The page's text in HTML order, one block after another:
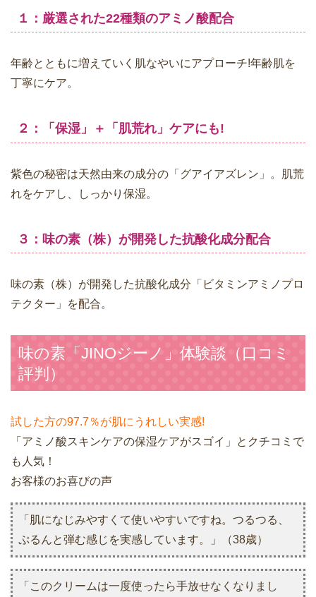
１：厳選された22種類のアミノ酸配合
年齢とともに増えていく肌なやいにアプローチ!年齢肌を
丁寧にケア。
２：「保湿」＋「肌荒れ」ケアにも!
紫色の秘密は天然由来の成分の「グアイアズレン」。肌荒
れをケアし、しっかり保湿。
３：味の素（株）が開発した抗酸化成分配合
味の素（株）が開発した抗酸化成分「ビタミンアミノプロ
テクター」を配合。
味の素「JINOジーノ」体験談（口コミ
評判）
試した方の97.7％が肌にうれしい実感!
「アミノ酸スキンケアの保湿ケアがスゴイ」とクチコミで
も人気！
お客様のお喜びの声
「肌になじみやすくて使いやすいですね。つるつる、
ぷるんと弾む感じを実感しています。」（38歳）
「このクリームは一度使ったら手放せなくなりまし